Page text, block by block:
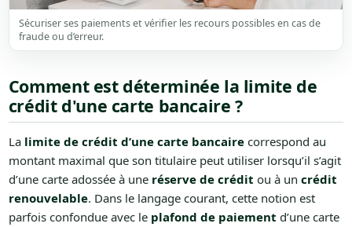
Sécuriser ses paiements et vérifier les recours possibles en cas de
fraude ou d’erreur.
Comment est déterminée la limite de
crédit d'une carte bancaire ?
La limite de crédit d’une carte bancairecorrespond au
montant maximal que son titulaire peut utiliser lorsqu’il s’agit
d’une carte adossée à une réserve de crédit ou à un crédit
renouvelable. Dans le langage courant, cette notion est
parfois confondue avec le plafond de paiement d’une carte